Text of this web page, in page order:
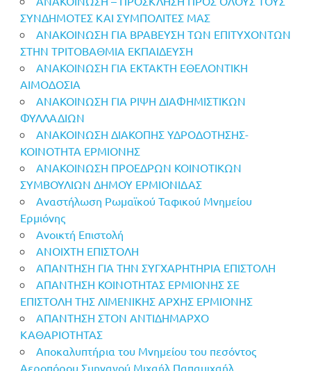
ΣΥΝΔΗΜΟΤΕΣ ΚΑΙ ΣΥΜΠΟΛΙΤΕΣ ΜΑΣ
ΑΝΑΚΟΙΝΩΣΗ ΓΙΑ ΒΡΑΒΕΥΣΗ ΤΩΝ ΕΠΙΤΥΧΟΝΤΩΝ
ΣΤΗΝ ΤΡΙΤΟΒΑΘΜΙΑ ΕΚΠΑΙΔΕΥΣΗ
ΑΝΑΚΟΙΝΩΣΗ ΓΙΑ ΕΚΤΑΚΤΗ ΕΘΕΛΟΝΤΙΚΗ
ΑΙΜΟΔΟΣΙΑ
ΑΝΑΚΟΙΝΩΣΗ ΓΙΑ ΡΙΨΗ ΔΙΑΦΗΜΙΣΤΙΚΩΝ
ΦΥΛΛΑΔΙΩΝ
ΑΝΑΚΟΙΝΩΣΗ ΔΙΑΚΟΠΗΣ ΥΔΡΟΔΟΤΗΣΗΣ-
ΚΟΙΝΟΤΗΤΑ ΕΡΜΙΟΝΗΣ
ΑΝΑΚΟΙΝΩΣΗ ΠΡΟΕΔΡΩΝ ΚΟΙΝΟΤΙΚΩΝ
ΣΥΜΒΟΥΛΙΩΝ ΔΗΜΟΥ ΕΡΜΙΟΝΙΔΑΣ
Αναστήλωση Ρωμαϊκού Ταφικού Μνημείου
Ερμιόνης
Ανοικτή Επιστολή
ΑΝΟΙΧΤΗ ΕΠΙΣΤΟΛΗ
ΑΠΑΝΤΗΣΗ ΓΙΑ ΤΗΝ ΣΥΓΧΑΡΗΤΗΡΙΑ ΕΠΙΣΤΟΛΗ
ΑΠΑΝΤΗΣΗ ΚΟΙΝΟΤΗΤΑΣ ΕΡΜΙΟΝΗΣ ΣΕ
ΕΠΙΣΤΟΛΗ ΤΗΣ ΛΙΜΕΝΙΚΗΣ ΑΡΧΗΣ ΕΡΜΙΟΝΗΣ
ΑΠΑΝΤΗΣΗ ΣΤΟΝ ΑΝΤΙΔΗΜΑΡΧΟ
ΚΑΘΑΡΙΟΤΗΤΑΣ
Αποκαλυπτήρια του Μνημείου του πεσόντος
Αεροπόρου Σμηναγού Μιχαήλ Παπαμιχαήλ